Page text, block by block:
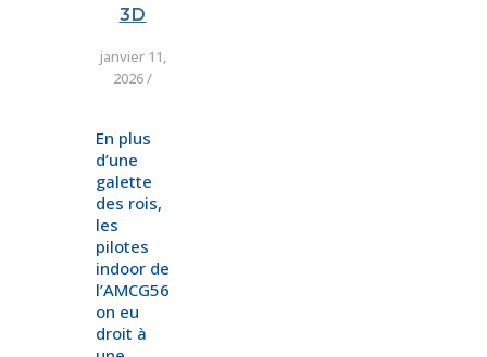
3D
janvier 11,
2026/
En plus
d’une
galette
des rois,
les
pilotes
indoor de
l’AMCG56
on eu
droit à